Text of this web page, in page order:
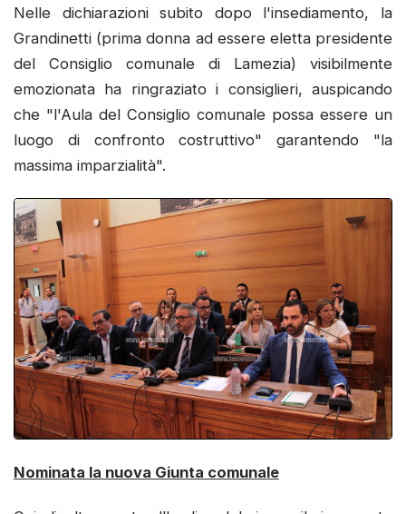
Nelle dichiarazioni subito dopo l'insediamento, la
Grandinetti (prima donna ad essere eletta presidente
del Consiglio comunale di Lamezia) visibilmente
emozionata ha ringraziato i consiglieri, auspicando
che "l'Aula del Consiglio comunale possa essere un
luogo di confronto costruttivo" garantendo "la
massima imparzialità".
Nominata la nuova Giunta comunale